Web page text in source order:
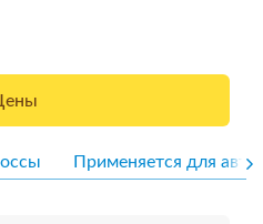
Применяется для авто